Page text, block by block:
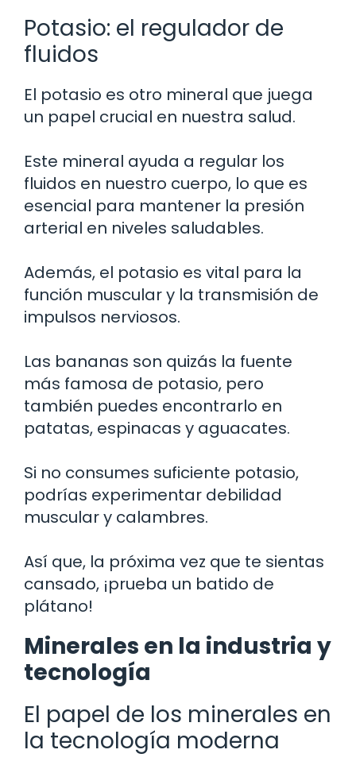
Potasio: el regulador de
fluidos
El potasio es otro mineral que juega
un papel crucial en nuestra salud.
Este mineral ayuda a regular los
fluidos en nuestro cuerpo, lo que es
esencial para mantener la presión
arterial en niveles saludables.
Además, el potasio es vital para la
función muscular y la transmisión de
impulsos nerviosos.
Las bananas son quizás la fuente
más famosa de potasio, pero
también puedes encontrarlo en
patatas, espinacas y aguacates.
Si no consumes suficiente potasio,
podrías experimentar debilidad
muscular y calambres.
Así que, la próxima vez que te sientas
cansado, ¡prueba un batido de
plátano!
Minerales en la industria y
tecnología
El papel de los minerales en
la tecnología moderna